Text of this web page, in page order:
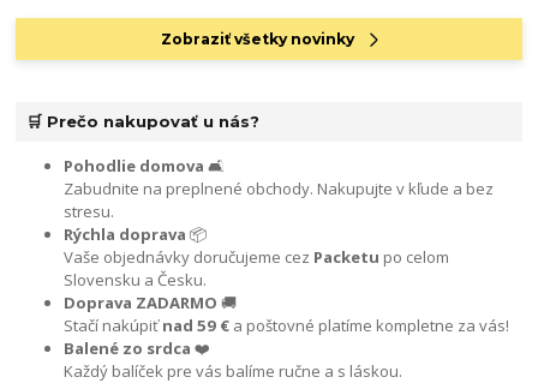
Zobraziť všetky novinky
🛒 Prečo nakupovať u nás?
Pohodlie domova 🛋️
Zabudnite na preplnené obchody. Nakupujte v kľude a bez
stresu.
Rýchla doprava 📦
Vaše objednávky doručujeme cez Packetu po celom
Slovensku a Česku.
Doprava ZADARMO 🚚
Stačí nakúpiťnad 59 € a poštovné platíme kompletne za vás!
Balené zo srdca ❤️
Každý balíček pre vás balíme ručne a s láskou.